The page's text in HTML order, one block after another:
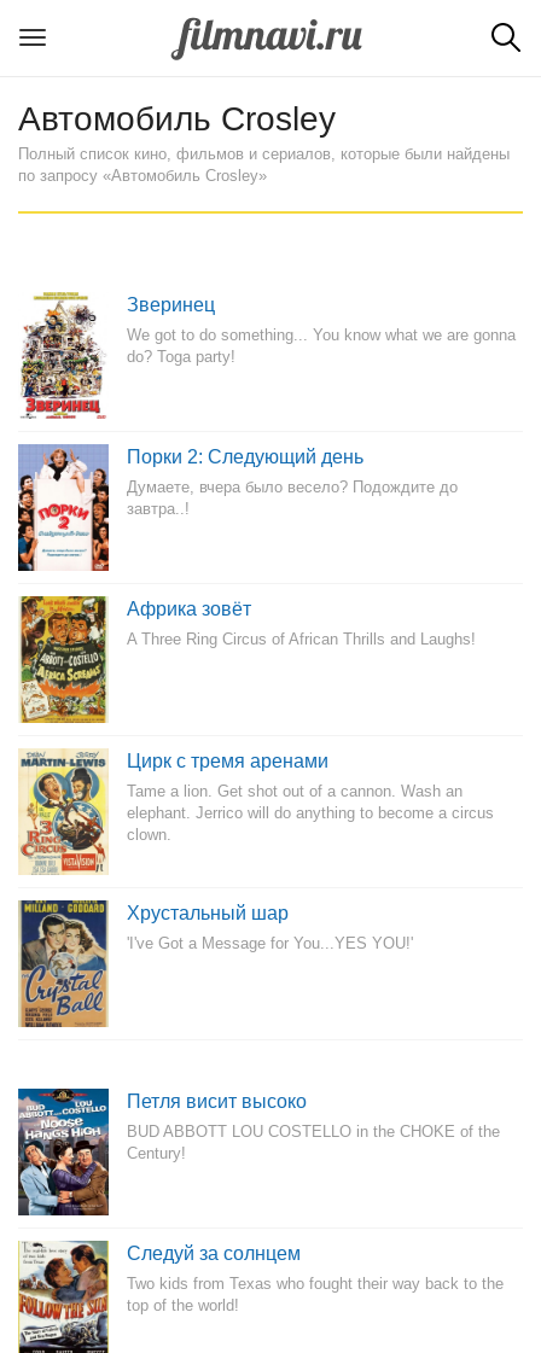
Автомобиль Crosley
Полный список кино, фильмов и сериалов, которые были найдены
по запросу «Автомобиль Crosley»
Зверинец
We got to do something... You know what we are gonna
do? Toga party!
Порки 2: Следующий день
Думаете, вчера было весело? Подождите до
завтра..!
Африка зовёт
A Three Ring Circus of African Thrills and Laughs!
Цирк с тремя аренами
Tame a lion. Get shot out of a cannon. Wash an
elephant. Jerrico will do anything to become a circus
clown.
Хрустальный шар
'I've Got a Message for You...YES YOU!'
Петля висит высоко
BUD ABBOTT LOU COSTELLO in the CHOKE of the
Century!
Следуй за солнцем
Two kids from Texas who fought their way back to the
top of the world!